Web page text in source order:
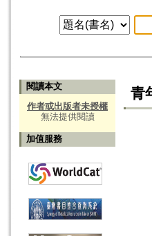
閱讀本文
作者或出版者未授權
無法提供閱讀
加值服務
青